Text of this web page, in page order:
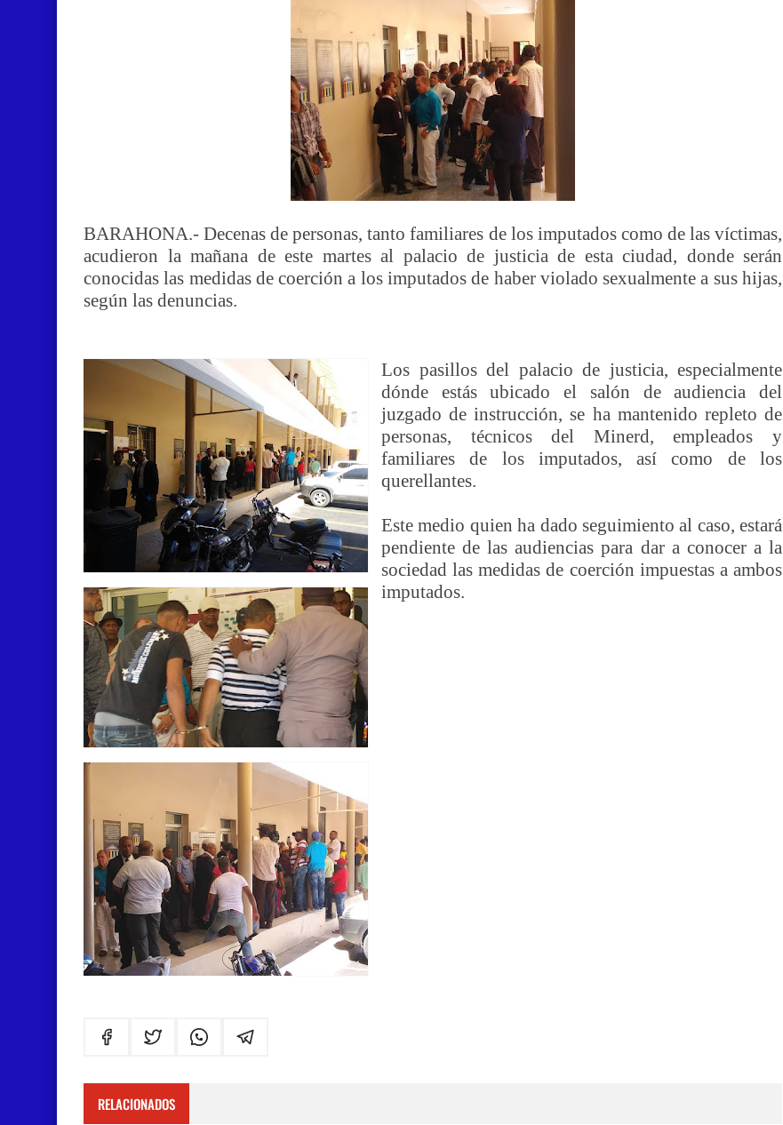
BARAHONA.- Decenas de personas, tanto familiares de los imputados como de las víctimas,
acudieron la mañana de este martes al palacio de justicia de esta ciudad, donde serán
conocidas las medidas de coerción a los imputados de haber violado sexualmente a sus hijas,
según las denuncias.
Los pasillos del palacio de justicia, especialmente
dónde estás ubicado el salón de audiencia del
juzgado de instrucción, se ha mantenido repleto de
personas, técnicos del Minerd, empleados y
familiares de los imputados, así como de los
querellantes.
Este medio quien ha dado seguimiento al caso, estará
pendiente de las audiencias para dar a conocer a la
sociedad las medidas de coerción impuestas a ambos
imputados.
RELACIONADOS